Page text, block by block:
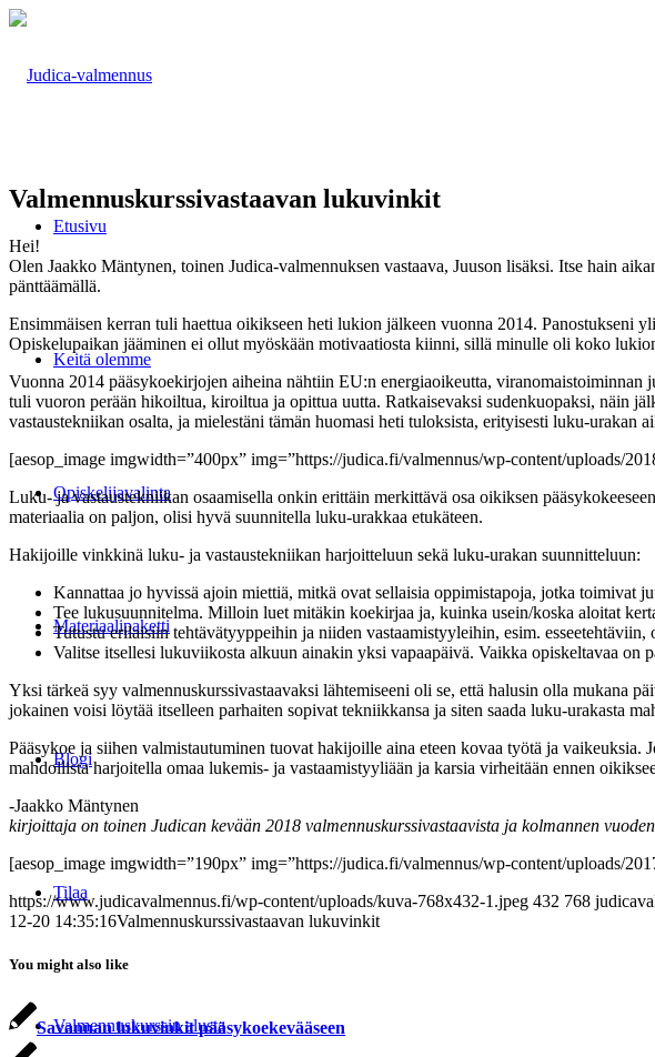
Etusivu
Keitä olemme
Opiskelijavalinta
Materiaalipaketti
Blogi
Tilaa
Valmennuskurssin alusta
Valmennuskurssivastaavan lukuvinkit
Hei!
Olen Jaakko Mäntynen, toinen Judica-valmennuksen vastaava, Juuson lisäksi. Itse hain
pänttäämällä.
Ensimmäisen kerran tuli haettua oikikseen heti lukion jälkeen vuonna 2014.
Opiskelupaikan jääminen ei ollut myöskään motivaatiosta kiinni, sillä minulle oli koko
Vuonna 2014 pääsykoekirjojen aiheina nähtiin EU:n energiaoikeutta, viranomaistoiminnan
tuli vuoron perään hikoiltua, kiroiltua ja opittua uutta. Ratkaisevaksi sudenkuopaksi, näin
vastaustekniikan osalta, ja mielestäni tämän huomasi heti tuloksista, erityisesti luku-urakan
[aesop_image imgwidth=”400px” img=”https://judica.fi/valmennus/wp-content/uploads/
Luku- ja vastaustekniikan osaamisella onkin erittäin merkittävä osa oikiksen
materiaalia on paljon, olisi hyvä suunnitella luku-urakkaa etukäteen.
Hakijoille vinkkinä luku- ja vastaustekniikan harjoitteluun sekä luku-urakan suunnitteluun:
Kannattaa jo hyvissä ajoin miettiä, mitkä ovat sellaisia oppimistapoja, jotka toimivat
Tee lukusuunnitelma. Milloin luet mitäkin koekirjaa ja, kuinka usein/koska aloitat
Tutustu erilaisiin tehtävätyyppeihin ja niiden vastaamistyyleihin, esim.
Valitse itsellesi lukuviikosta alkuun ainakin yksi vapaapäivä. Vaikka opiskeltavaa on
Yksi tärkeä syy valmennuskurssivastaavaksi lähtemiseeni oli se, että halusin olla mukana
jokainen voisi löytää itselleen parhaiten sopivat tekniikkansa ja siten saada luku-urakasta
Pääsykoe ja siihen valmistautuminen tuovat hakijoille aina eteen kovaa työtä ja
mahdollista harjoitella omaa lukemis- ja vastaamistyyliään ja karsia virheitään ennen
-Jaakko Mäntynen
kirjoittaja on toinen Judican kevään 2018 valmennuskurssivastaavista ja kolmannen
[aesop_image imgwidth=”190px” img=”https://judica.fi/valmennus/wp-content/uploads/
https://www.judicavalmennus.fi/wp-content/uploads/kuva-768x432-1.jpeg 432 768
12-20 14:35:16Valmennuskurssivastaavan lukuvinkit
You might also like
Savannan lukuvinkit pääsykoekevääseen